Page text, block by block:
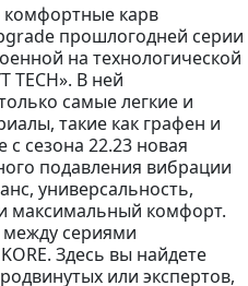
комфортные карв
прошлогодней серии
на технологической
TECH». В ней
самые легкие и
такие как графен и
с сезона 22.23 новая
подавления вибрации
универсальность,
максимальный комфорт.
между сериями
KORE. Здесь вы найдете
или экспертов,